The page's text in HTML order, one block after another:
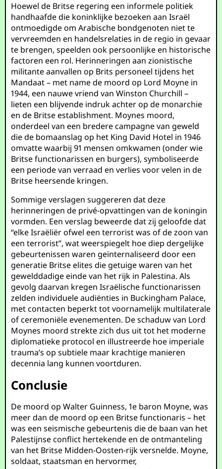
Hoewel de Britse regering een informele politiek
handhaafde die koninklijke bezoeken aan Israël
ontmoedigde om Arabische bondgenoten niet te
vervreemden en handelsrelaties in de regio in gevaar
te brengen, speelden ook persoonlijke en historische
factoren een rol. Herinneringen aan zionistische
militante aanvallen op Brits personeel tijdens het
Mandaat – met name de moord op Lord Moyne in
1944, een nauwe vriend van Winston Churchill –
lieten een blijvende indruk achter op de monarchie
en de Britse establishment. Moynes moord,
onderdeel van een bredere campagne van geweld
die de bomaanslag op het King David Hotel in 1946
omvatte waarbij 91 mensen omkwamen (onder wie
Britse functionarissen en burgers), symboliseerde
een periode van verraad en verlies voor velen in de
Britse heersende kringen.
Sommige verslagen suggereren dat deze
herinneringen de privé-opvattingen van de koningin
vormden. Een verslag beweerde dat zij geloofde dat
“elke Israëliër ofwel een terrorist was of de zoon van
een terrorist”, wat weerspiegelt hoe diep dergelijke
gebeurtenissen waren geïnternaliseerd door een
generatie Britse elites die getuige waren van het
gewelddadige einde van het rijk in Palestina. Als
gevolg daarvan kregen Israëlische functionarissen
zelden individuele audiënties in Buckingham Palace,
met contacten beperkt tot voornamelijk multilaterale
of ceremoniële evenementen. De schaduw van Lord
Moynes moord strekte zich dus uit tot het moderne
diplomatieke protocol en illustreerde hoe imperiale
trauma’s op subtiele maar krachtige manieren
decennia lang kunnen voortduren.
Conclusie
De moord op Walter Guinness, 1e baron Moyne, was
meer dan de moord op een Britse functionaris – het
was een seismische gebeurtenis die de baan van het
Palestijnse conflict hertekende en de ontmanteling
van het Britse Midden-Oosten-rijk versnelde. Moyne,
soldaat, staatsman en hervormer,